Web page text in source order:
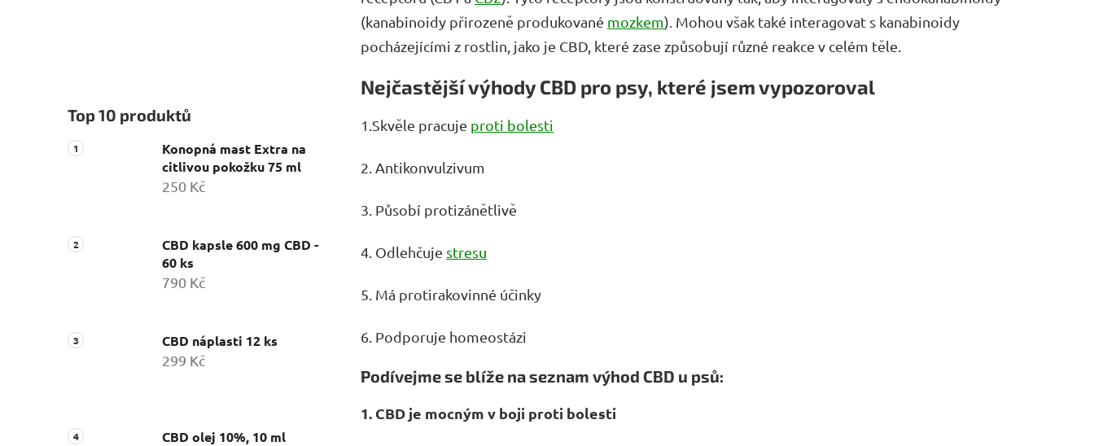
Top 10 produktů
Konopná mast Extra na
citlivou pokožku 75 ml
250 Kč
CBD kapsle 600 mg CBD -
60 ks
790 Kč
CBD náplasti 12 ks
299 Kč
CBD olej 10%, 10 ml
(kanabinoidy přirozeně produkované mozkem). Mohou však také interagovat s kanabinoidy
pocházejícími z rostlin, jako je CBD, které zase způsobují různé reakce v celém těle.
Nejčastější výhody CBD pro psy, které jsem vypozoroval
1.Skvěle pracuje proti bolesti
2. Antikonvulzivum
3. Působí protizánětlivě
4. Odlehčuje stresu
5. Má protirakovinné účinky
6. Podporuje homeostázi
Podívejme se blíže na seznam výhod CBD u psů:
1. CBD je mocným v boji proti bolesti